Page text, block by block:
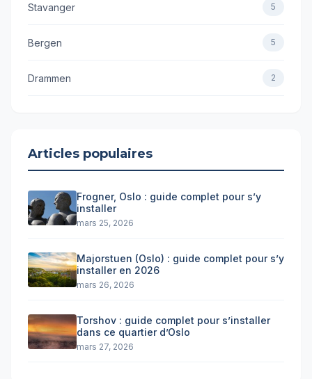
Stavanger 5
Bergen 5
Drammen 2
Articles populaires
Frogner, Oslo : guide complet pour s’y
installer
mars 25, 2026
Majorstuen (Oslo) : guide complet pour s’y
installer en 2026
mars 26, 2026
Torshov : guide complet pour s’installer
dans ce quartier d’Oslo
mars 27, 2026